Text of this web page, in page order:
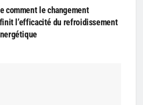
comment le changement
l’efficacité du refroidissement